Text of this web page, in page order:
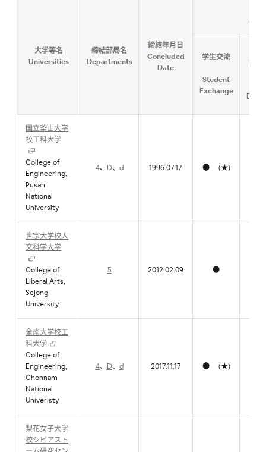
大学等名
Universities
締結部局名
Departments
締結年月日
Concluded
Date
学生交流
Student
Exchange
教職
国立釜山大学
校工科大学
College of
Engineering,
Pusan
National
University
4、 D、 d 1996.07.17 ● (★)
世宗大学校人
文科学大学
College of
Liberal Arts,
Sejong
University
5 2012.02.09 ●
全南大学校工
科大学
College of
Engineering,
Chonnam
National
Univeristy
4、 D、 d 2017.11.17 ● (★)
梨花女子大学
校シビアスト